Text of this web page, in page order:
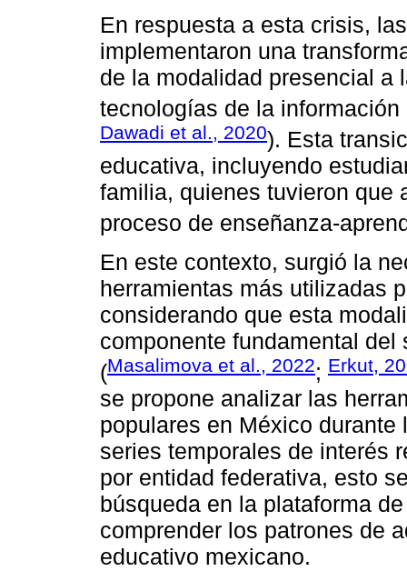
En respuesta a esta crisis,
implementaron una
de la modalidad presencial a
tecnologías de la información
Dawadi et al., 2020). Esta
educativa, incluyendo
familia, quienes tuvieron que
proceso de enseñanza-
En este contexto, surgió la
herramientas más utilizadas
considerando que esta
componente fundamental
(Masalimova et al., 2022; Erkut,
se propone analizar las
populares en México
series temporales de interés
por entidad federativa, esto
búsqueda en la plataforma
comprender los patrones de
educativo mexicano.